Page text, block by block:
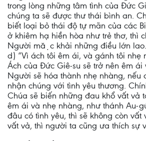
trong lòng những tâm tình của Đức
chúng ta sẽ được thư thái bình an.
biết loại bỏ thái độ tự mãn của các
ở khiêm hạ hiền hòa như trẻ thơ, thì
Người mặc khải những điều lớn lao.
d) “Vì ách tôi êm ái, và gánh tôi nhẹ
Ách của Đức Giê-su sẽ trở nên êm ái
Người sẽ hóa thành nhẹ nhàng, nếu
nhận chúng với tình yêu thương.
Chúa sẽ biến những đau khổ vất vả
êm ái và nhẹ nhàng, như thánh Au-
đâu có tình yêu, thì sẽ không còn
vất vả, thì người ta cũng ưa thích sự